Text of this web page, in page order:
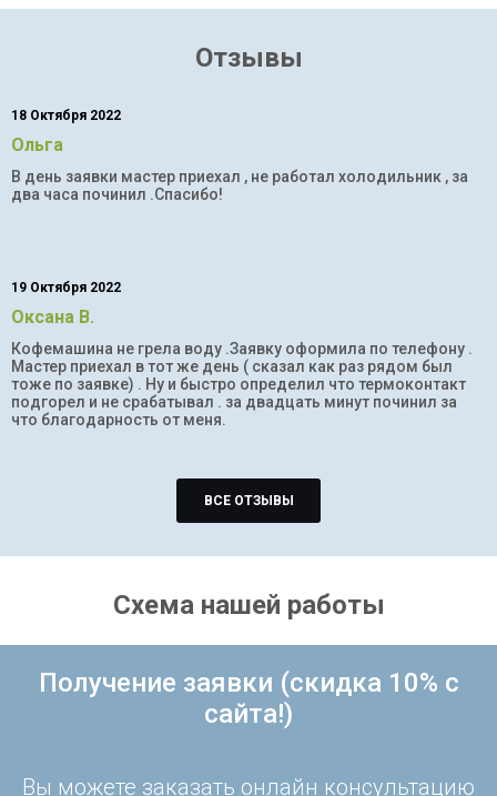
Отзывы
18 Октября 2022
Ольга
В день заявки мастер приехал , не работал холодильник , за
два часа починил .Спасибо!
19 Октября 2022
Оксана В.
Кофемашина не грела воду .Заявку оформила по телефону .
Мастер приехал в тот же день ( сказал как раз рядом был
тоже по заявке) . Ну и быстро определил что термоконтакт
подгорел и не срабатывал . за двадцать минут починил за
что благодарность от меня.
ВСЕ ОТЗЫВЫ
Схема нашей работы
Получение заявки (скидка 10% с
сайта!)
Вы можете заказать онлайн консультацию